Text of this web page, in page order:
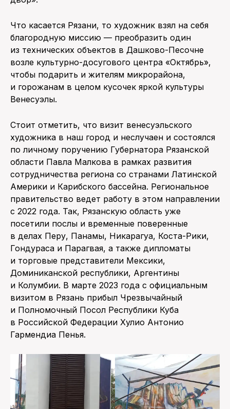
Что касается Рязани, то художник взял на себя
благородную миссию — преобразить один
из технических объектов в Дашково-Песочне
возле культурно-досугового центра «Октябрь»,
чтобы подарить и жителям микрорайона,
и горожанам в целом кусочек яркой культуры
Венесуэлы.
Стоит отметить, что визит венесуэльского
художника в наш город и неслучаен и состоялся
по личному поручению Губернатора Рязанской
области Павла Малкова в рамках развития
сотрудничества региона со странами Латинской
Америки и Карибского бассейна. Региональное
правительство ведет работу в этом направлении
с 2022 года. Так, Рязанскую область уже
посетили послы и временные поверенные
в делах Перу, Панамы, Никарагуа, Коста-Рики,
Гондураса и Парагвая, а также дипломаты
и торговые представители Мексики,
Доминиканской республики, Аргентины
и Колумбии. В марте 2023 года с официальным
визитом в Рязань прибыл Чрезвычайный
и Полномочный Посол Республики Куба
в Российской Федерации Хулио Антонио
Гармендиа Пенья.